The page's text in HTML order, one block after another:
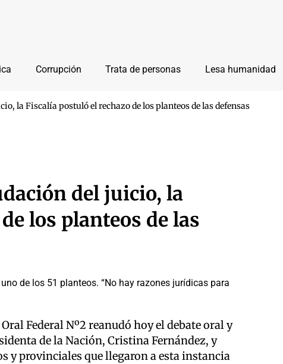
Corrupción Trata de personas Lesa humanidad
la Fiscalía postuló el rechazo de los planteos de las defensas
del juicio, la
los planteos de las
de los 51 planteos. “No hay razones jurídicas para
Federal Nº2 reanudó hoy el debate oral y
de la Nación, Cristina Fernández, y
y provinciales que llegaron a esta instancia